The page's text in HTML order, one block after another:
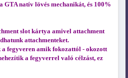
natív lövés mechanikát, és 100%
slot kártya amivel attachment
attachmenteket.
fegyveren amik fokozattól - okozott
a fegyverrel való célzást, ez